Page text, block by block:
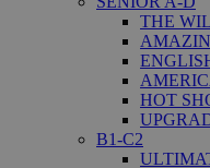
THE
HOT
B1-C2